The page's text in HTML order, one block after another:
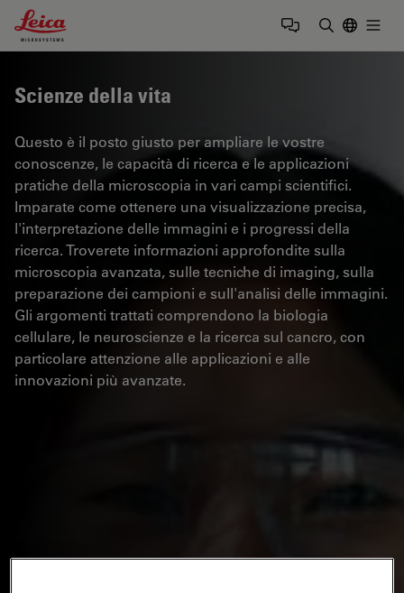
Leica Microsystems Logo
Scienze della vita
Questo è il posto giusto per ampliare le vostre
conoscenze, le capacità di ricerca e le applicazioni
pratiche della microscopia in vari campi scientifici.
Imparate come ottenere una visualizzazione precisa,
l'interpretazione delle immagini e i progressi della
ricerca. Troverete informazioni approfondite sulla
microscopia avanzata, sulle tecniche di imaging, sulla
preparazione dei campioni e sull'analisi delle immagini.
Gli argomenti trattati comprendono la biologia
cellulare, le neuroscienze e la ricerca sul cancro, con
particolare attenzione alle applicazioni e alle
innovazioni più avanzate.